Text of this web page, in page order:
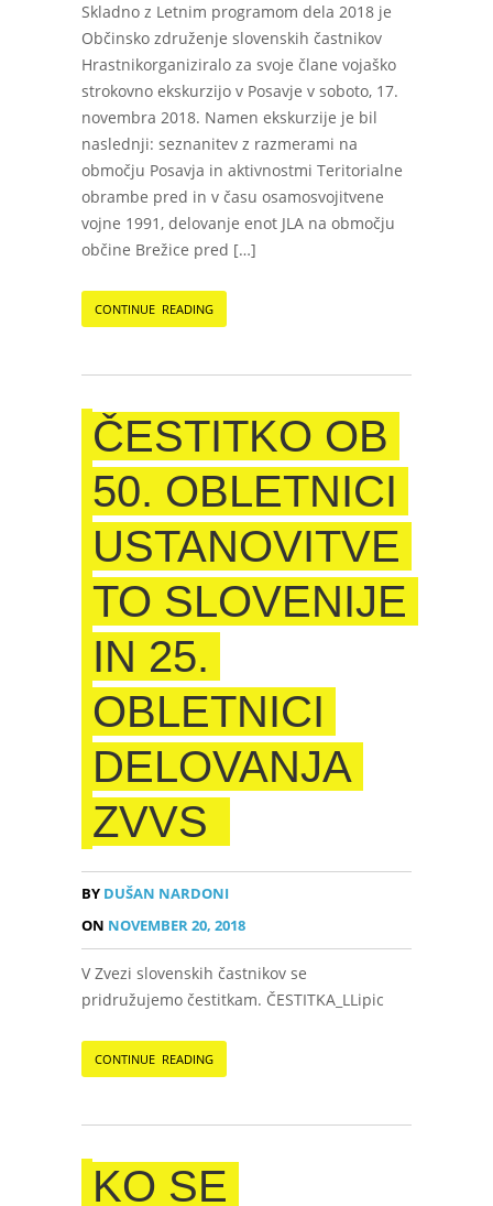
Skladno z Letnim programom dela 2018 je
Občinsko združenje slovenskih častnikov
Hrastnikorganiziralo za svoje člane vojaško
strokovno ekskurzijo v Posavje v soboto, 17.
novembra 2018. Namen ekskurzije je bil
naslednji: seznanitev z razmerami na
območju Posavja in aktivnostmi Teritorialne
obrambe pred in v času osamosvojitvene
vojne 1991, delovanje enot JLA na območju
občine Brežice pred […]
CONTINUE READING
ČESTITKO OB
50. OBLETNICI
USTANOVITVE
TO SLOVENIJE
IN 25.
OBLETNICI
DELOVANJA
ZVVS
BY DUŠAN NARDONI
ON NOVEMBER 20, 2018
V Zvezi slovenskih častnikov se
pridružujemo čestitkam. ČESTITKA_LLipic
CONTINUE READING
KO SE